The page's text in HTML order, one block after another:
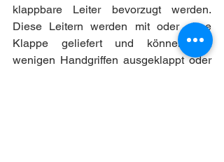
klappbare Leiter bevorzugt werden.
Diese Leitern werden mit oder ohne
Klappe geliefert und können mit
wenigen Handgriffen ausgeklappt oder